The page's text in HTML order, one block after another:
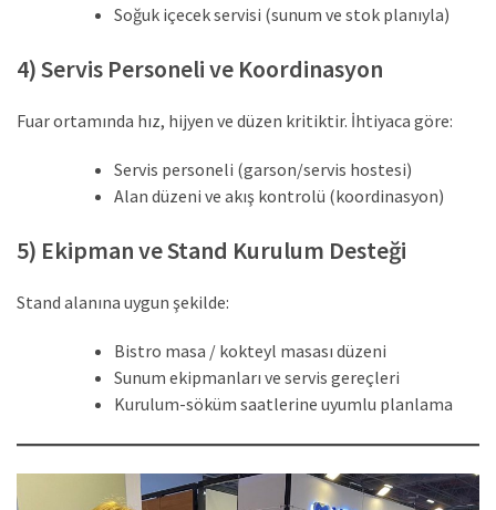
Soğuk içecek servisi (sunum ve stok planıyla)
4) Servis Personeli ve Koordinasyon
Fuar ortamında hız, hijyen ve düzen kritiktir. İhtiyaca göre:
Servis personeli (garson/servis hostesi)
Alan düzeni ve akış kontrolü (koordinasyon)
5) Ekipman ve Stand Kurulum Desteği
Stand alanına uygun şekilde:
Bistro masa / kokteyl masası düzeni
Sunum ekipmanları ve servis gereçleri
Kurulum-söküm saatlerine uyumlu planlama